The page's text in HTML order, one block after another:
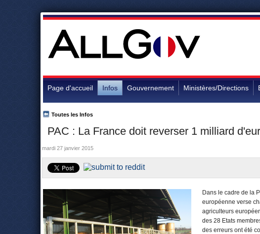
Page d'accueil Infos Gouvernement Ministères/Directions
PAC : La France doit reverser 1 milliard
Toutes les Infos
mardi 27 janvier 2015
Dans le cadre de la
européenne verse
agriculteurs
des 28 Etats
des erreurs ont été